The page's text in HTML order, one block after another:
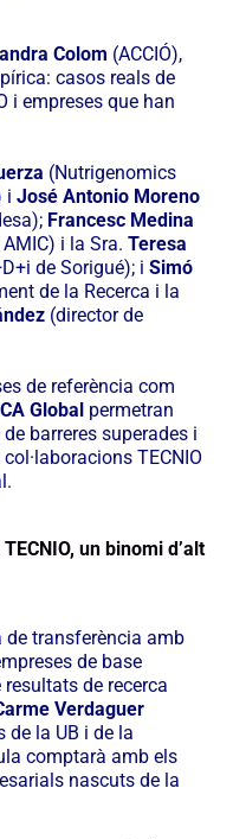
Colom (ACCIÓ),
casos reals de
i empreses que han
(Nutrigenomics
iJosé Antonio Moreno
Francesc Medina
AMIC) i la Sra.Teresa
de Sorigué); iSimó
de la Recerca i la
(director de
de referència com
Global permetran
barreres superades i
TECNIO
un binomi d’alt
de transferència amb
de base
de recerca
Verdaguer
de la UB i de la
comptarà amb els
nascuts de la